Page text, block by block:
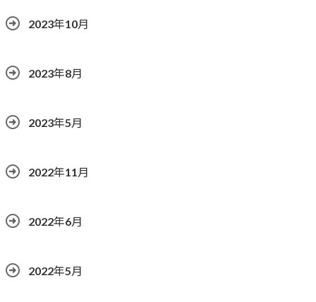
2023年10月
2023年8月
2023年5月
2022年11月
2022年6月
2022年5月